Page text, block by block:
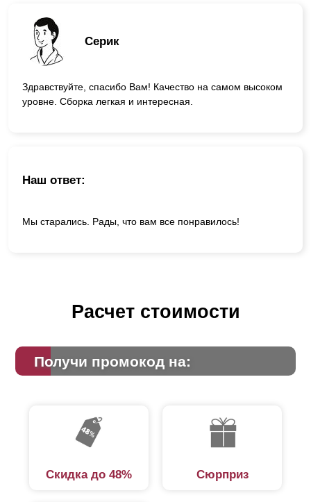
Серик
Здравствуйте, спасибо Вам! Качество на самом высоком
уровне. Сборка легкая и интересная.
Наш ответ:
Мы старались. Рады, что вам все понравилось!
Расчет стоимости
Получи промокод на:
Скидка до 48% Сюрприз